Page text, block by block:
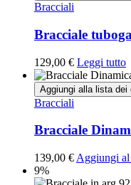
Bracciali
Bracciale
129,00 € Leggi tutto
Aggiungi alla lista dei
Bracciali
Bracciale
139,00 € Aggiungi
9%